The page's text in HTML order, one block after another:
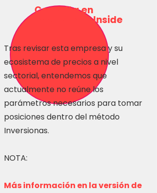
Consulta en
Inversionas Inside
Tras revisar esta empresa y su
ecosistema de precios a nivel
sectorial, entendemos que
actualmente no reúne los
parámetros necesarios para tomar
posiciones dentro del método
Inversionas.
NOTA:
Más información en la versión de